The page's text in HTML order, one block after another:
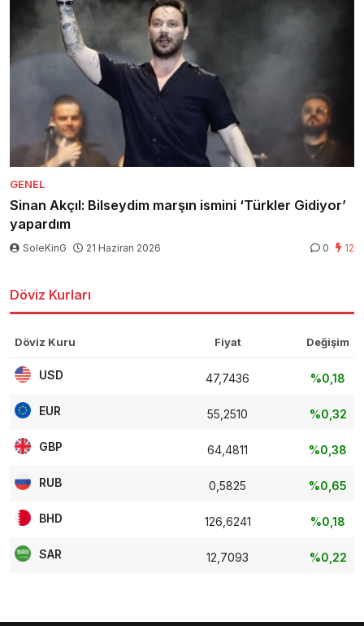
GENEL
Sinan Akçıl: Bilseydim marşın ismini ‘Türkler Gidiyor’
yapardım
SoleKinG 21 Haziran 2026 0 12
Döviz Kurları
Döviz Kuru Fiyat Değişim
USD 47,7436 %0,18
EUR 55,2510 %0,32
GBP 64,4811 %0,38
RUB 0,5825 %0,65
BHD 126,6241 %0,18
SAR 12,7093 %0,22